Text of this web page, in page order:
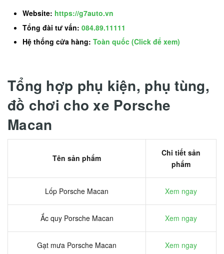
Website: https://g7auto.vn
Tổng đài tư vấn: 084.89.11111
Hệ thống cửa hàng: Toàn quốc (Click để xem)
Tổng hợp phụ kiện, phụ tùng,
đồ chơi cho xe Porsche
Macan
Tên sản phẩm
Chi tiết sản
phẩm
Lốp Porsche Macan Xem ngay
Ắc quy Porsche Macan Xem ngay
Gạt mưa Porsche Macan Xem ngay